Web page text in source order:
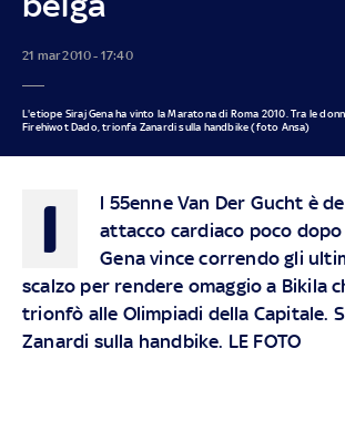
21 mar 2010 - 17:40
L'etiope Siraj Gena ha vinto la Maratona di Roma 2010. Tra le
Firehiwot Dado, trionfa Zanardi sulla handbike (foto Ansa)
I
l 55enne Van Der Gucht è
attacco cardiaco poco
Gena vince correndo gli
scalzo per rendere omaggio a Bikila
trionfò alle Olimpiadi della Capitale.
Zanardi sulla handbike. LE FOTO